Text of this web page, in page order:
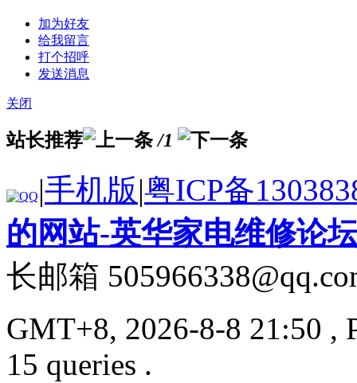
加为好友
给我留言
打个招呼
发送消息
关闭
站长推荐 /1
|手机版|粤ICP备
的网站-英华家电维修论
长邮箱
GMT+8, 2026-8-8 21:50 ,
15 queries .